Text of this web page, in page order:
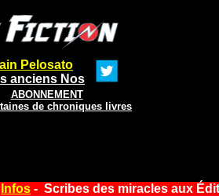
Pelosato
anciens Nos
ABONNEMENT
de chroniques livres
Infos - Scribes des miracles aux